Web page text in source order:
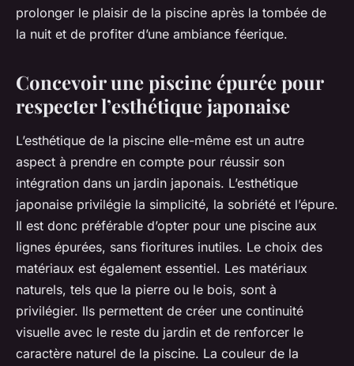
prolonger le plaisir de la piscine après la tombée de
la nuit et de profiter d’une ambiance féerique.
Concevoir une piscine épurée pour
respecter l’esthétique japonaise
L’esthétique de la piscine elle-même est un autre
aspect à prendre en compte pour réussir son
intégration dans un jardin japonais. L’esthétique
japonaise privilégie la simplicité, la sobriété et l’épure.
Il est donc préférable d’opter pour une piscine aux
lignes épurées, sans fioritures inutiles. Le choix des
matériaux est également essentiel. Les matériaux
naturels, tels que la pierre ou le bois, sont à
privilégier. Ils permettent de créer une continuité
visuelle avec le reste du jardin et de renforcer le
caractère naturel de la piscine. La couleur de la